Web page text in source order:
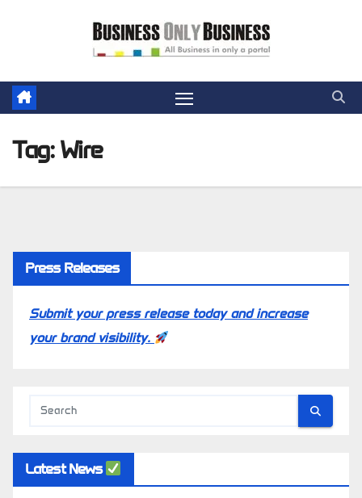
Tag:Wire
Press Releases
Submit your press release today and increase
your brand visibility.
Latest News